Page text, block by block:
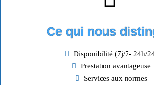
Ce qui nous
Disponibilité (7j/7- 24h/
Prestation avantageuse
Services aux normes